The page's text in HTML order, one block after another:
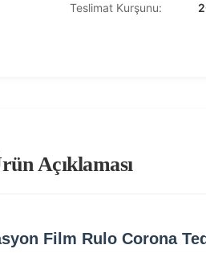
Teslimat Kurşunu:
Açıklaması
Film Rulo Corona